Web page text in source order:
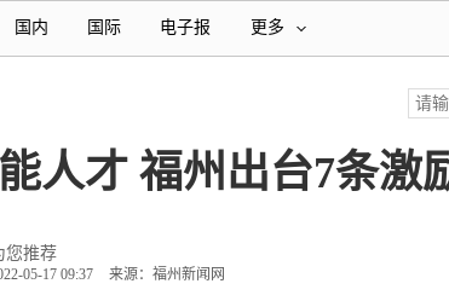
国内 国际 电子报 更多
人才 福州出台7条激
您推荐
05-17 09:37 来源：福州新闻网